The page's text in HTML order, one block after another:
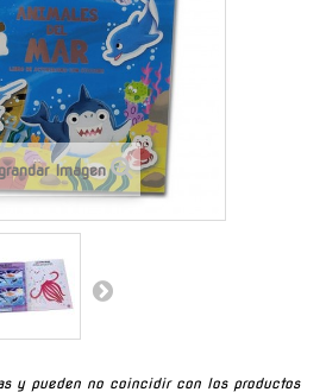
Imagen
y pueden no coincidir con los productos